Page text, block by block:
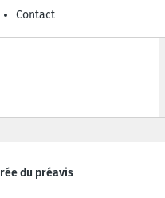
Contact
du préavis